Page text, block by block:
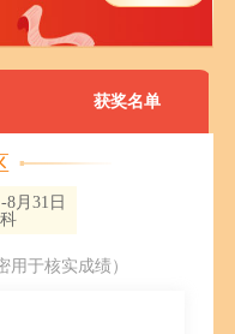
获奖名单
月31日
用于核实成绩）